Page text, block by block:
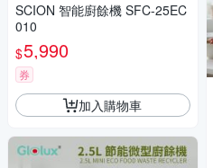
SCION 智能廚餘機 SFC-25EC
010
$5,990
券
加入購物車